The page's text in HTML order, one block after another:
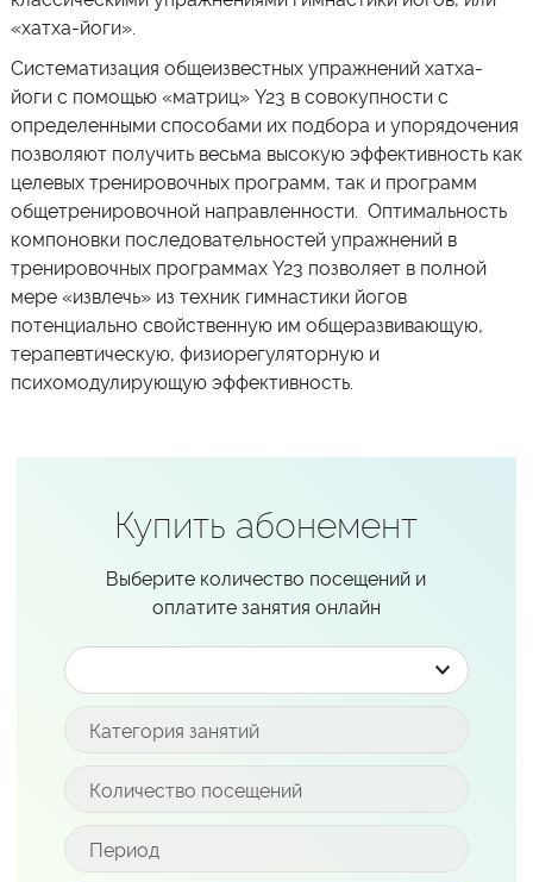
«хатха-йоги».
Систематизация общеизвестных упражнений хатха-
йоги с помощью «матриц» Y23 в совокупности с
определенными способами их подбора и упорядочения
позволяют получить весьма высокую эффективность как
целевых тренировочных программ, так и программ
общетренировочной направленности. Оптимальность
компоновки последовательностей упражнений в
тренировочных программах Y23 позволяет в полной
мере «извлечь» из техник гимнастики йогов
потенциально свойственную им общеразвивающую,
терапевтическую, физиорегуляторную и
психомодулирующую эффективность.
Купить абонемент
Выберите количество посещений и
оплатите занятия онлайн